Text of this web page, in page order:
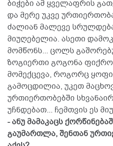
ბიჭები ამ ყველაფრის
და მერე უკვე
ძალიან მალევე
მიუღებელია. ასეთი
მომწონს... ცოლს
ზოგიერთი გოგონა
მომექცევა, როგორც
გამოცდილია, უკეთ
ურთიერთობებში
უჩნდებათ... ჩემთვის ეს
- ანუ მამაკაცს
გაუმართლა, შენთან